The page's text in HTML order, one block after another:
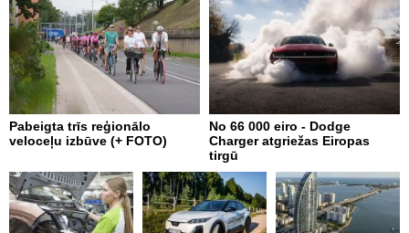
Pabeigta trīs reģionālo
veloceļu izbūve (+ FOTO)
No 66 000 eiro - Dodge
Charger atgriežas Eiropas
tirgū